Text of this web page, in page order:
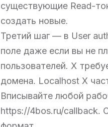
существующие Read-
создать новые.
Третий шаг — в User
поле даже если вы не
пользователей. X
домена. Localhost X
Вписывайте любой
https://4bos.ru/callback.